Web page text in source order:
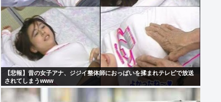
【悲報】昔の女子アナ、ジジイ整体師におっぱいを揉まれテレビで放送
されてしまうwww